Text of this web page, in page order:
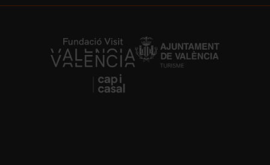
https://fundacion.visitvalencia.com/